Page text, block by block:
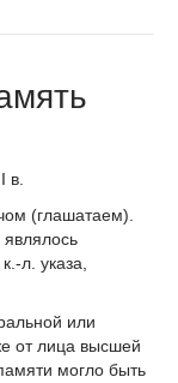
в.
(глашатаем).
л. указа,
или
от лица высшей
могло быть